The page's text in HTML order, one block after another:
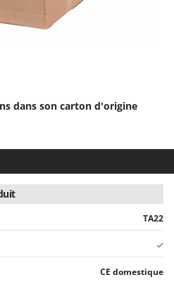
dans son carton d'origine
TA22
CE domestique